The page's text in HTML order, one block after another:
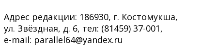
Адрес редакции: 186930, г. Костомукша,
ул. Звёздная, д. 6, тел: (81459) 37-001,
e-mail: parallel64@yandex.ru